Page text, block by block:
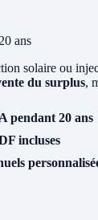
ans
solaire ou
du surplus,
pendant 20 ans
incluses